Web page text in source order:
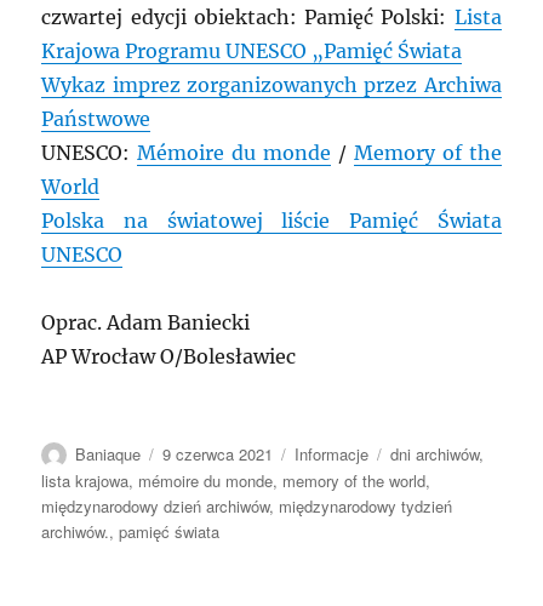
czwartej edycji obiektach: Pamięć Polski: Lista
Krajowa Programu UNESCO „Pamięć Świata
Wykaz imprez zorganizowanych przez Archiwa
Państwowe
UNESCO:Mémoire du monde / Memory of the
World
Polska na światowej liście Pamięć Świata
UNESCO
Oprac. Adam Baniecki
AP Wrocław O/Bolesławiec
Autor
Baniaque
Data
publikacji
9 czerwca 2021 Kategorie
Informacje Tagi
dni archiwów,
lista krajowa, mémoire du monde, memory of the world,
międzynarodowy dzień archiwów, międzynarodowy tydzień
archiwów.,pamięć świata